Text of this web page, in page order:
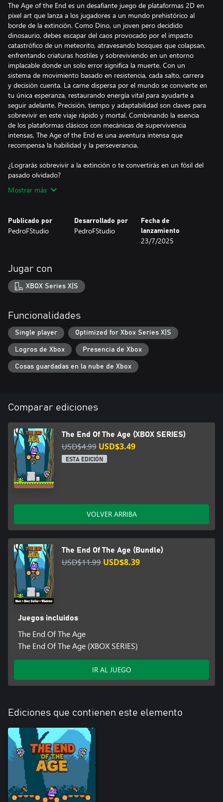
The Age of the End es un desafiante juego de plataformas 2D en
pixel art que lanza a los jugadores a un mundo prehistórico al
borde de la extinción. Como Dino, un joven pero decidido
dinosaurio, debes escapar del caos provocado por el impacto
catastrófico de un meteorito, atravesando bosques que colapsan,
enfrentando criaturas hostiles y sobreviviendo en un entorno
implacable donde un solo error significa la muerte. Con un
sistema de movimiento basado en resistencia, cada salto, carrera
y decisión cuenta. La carne dispersa por el mundo se convierte en
tu única esperanza, restaurando energía vital para ayudarte a
seguir adelante. Precisión, tiempo y adaptabilidad son claves para
sobrevivir en este viaje rápido y mortal. Combinando la esencia
de los plataformas clásicos con mecánicas de supervivencia
intensas, The Age of the End es una aventura intensa que
recompensa la habilidad y la perseverancia.
¿Lograrás sobrevivir a la extinción o te convertirás en un fósil del
pasado olvidado?
Mostrar más
Publicado por
PedroFStudio
Desarrollado por
PedroFStudio
Fecha de
lanzamiento
23/7/2025
Jugar con
XBOX Series X|S
Funcionalidades
Single player Optimized for Xbox Series X|S
Logros de Xbox Presencia de Xbox
Cosas guardadas en la nube de Xbox
Comparar ediciones
The End Of The Age (XBOX SERIES)
USD$4.99 USD$3.49
ESTA EDICIÓN
VOLVER ARRIBA
The End Of The Age (Bundle)
USD$11.99 USD$8.39
Juegos incluidos
The End Of The Age
The End Of The Age (XBOX SERIES)
IR AL JUEGO
Ediciones que contienen este elemento